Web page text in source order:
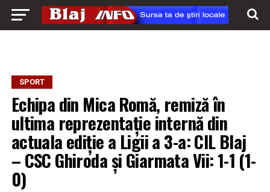
SPORT
Echipa din Mica Romă, remiză în
ultima reprezentație internă din
actuala ediție a Ligii a 3-a: CIL Blaj
– CSC Ghiroda și Giarmata Vii: 1-1 (1-
0)